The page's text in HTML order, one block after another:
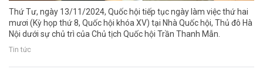
Thứ Tư, ngày 13/11/2024, Quốc hội tiếp tục ngày làm việc thứ hai
mươi (Kỳ họp thứ 8, Quốc hội khóa XV) tại Nhà Quốc hội, Thủ đô Hà
Nội dưới sự chủ trì của Chủ tịch Quốc hội Trần Thanh Mẫn.
Tin tức